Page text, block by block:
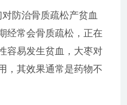
防治骨质疏松产贫血
经常会骨质疏松，正在
容易发生贫血，大枣对
，其效果通常是药物不